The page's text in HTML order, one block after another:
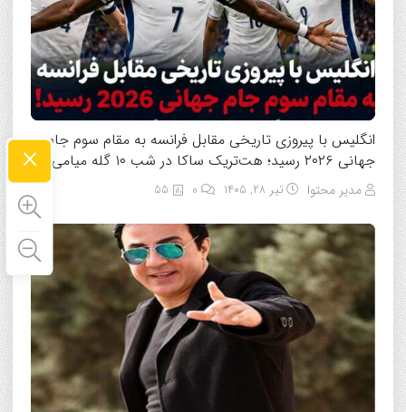
انگلیس با پیروزی تاریخی مقابل فرانسه به مقام سوم جام
جهانی ۲۰۲۶ رسید؛ هت‌تریک ساکا در شب ۱۰ گله میامی
مدیر محتوا تیر ۲۸, ۱۴۰۵ 55
×